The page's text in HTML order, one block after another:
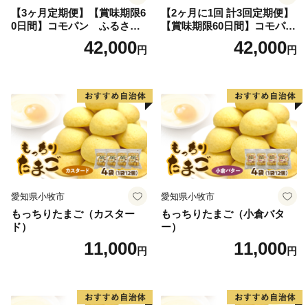
【3ヶ月定期便】【賞味期限6
0日間】コモパン ふるさと
クロワッサンセット（計90
個）／災害用備蓄 保存食 非
42,000円
【2ヶ月に1回 計3回定期便】
【賞味期限60日間】コモパ
ン ふるさとクロワッサンセ
ット（計90個）／災害用備蓄
42,000円
愛知県小牧市
もっちりたまご（カスター
ド）
11,000円
愛知県小牧市
もっちりたまご（小倉バタ
ー）
11,000円